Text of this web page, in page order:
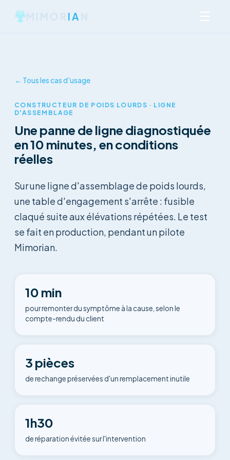
IA
← Tous les cas d'usage
CONSTRUCTEUR DE POIDS LOURDS · LIGNE
D'ASSEMBLAGE
Une panne de ligne diagnostiquée
en 10 minutes, en conditions
réelles
Sur une ligne d'assemblage de poids lourds,
une table d'engagement s'arrête : fusible
claqué suite aux élévations répétées. Le test
se fait en production, pendant un pilote
Mimorian.
10 min
pour remonter du symptôme à la cause, selon le
compte-rendu du client
3 pièces
de rechange préservées d'un remplacement inutile
1h30
de réparation évitée sur l'intervention